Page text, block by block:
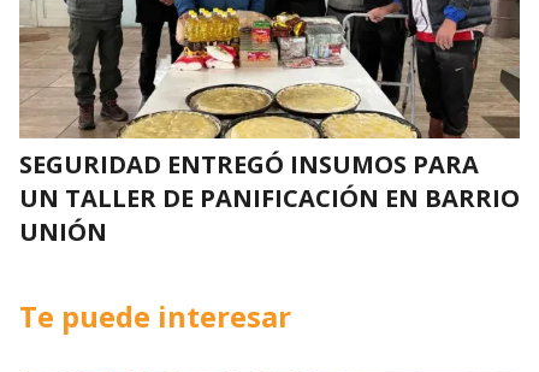
SEGURIDAD ENTREGÓ INSUMOS PARA
UN TALLER DE PANIFICACIÓN EN BARRIO
UNIÓN
Te puede interesar